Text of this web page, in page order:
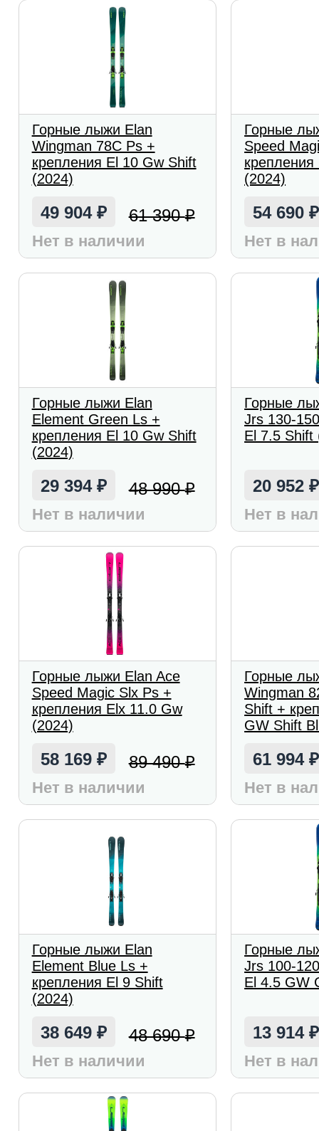
Горные лыжи Elan
Wingman 78C Ps +
крепления El 10 Gw Shift
(2024)
49 904 ₽ 61 390₽
Нет в наличии
Горные
Speed
(2024)
54 690₽
Нет в
Горные лыжи Elan
Element Green Ls +
крепления El 10 Gw Shift
(2024)
29 394 ₽ 48 990₽
Нет в наличии
Горные
Jrs 130-
El 7.5 Shift
20 952₽
Нет в
Горные лыжи Elan Ace
Speed Magic Slx Ps +
крепления Elx 11.0 Gw
(2024)
58 169 ₽ 89 490₽
Нет в наличии
Горные
Wingman
Shift +
GW Shift
61 994₽
Нет в
Горные лыжи Elan
Element Blue Ls +
крепления El 9 Shift
(2024)
38 649 ₽ 48 690₽
Нет в наличии
Горные
Jrs 100-
El 4.5 GW
13 914₽
Нет в